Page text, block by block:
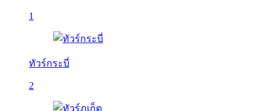
1
ทัวร์กระบี่
2